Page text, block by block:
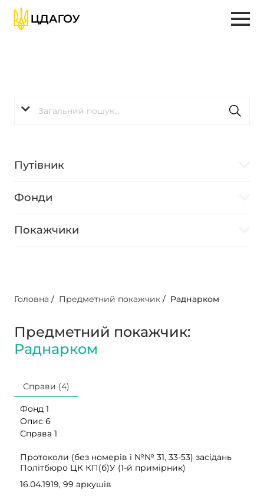
Путівник
Фонди
Покажчики
Головна / Предметний покажчик / Раднарком
Предметний покажчик:
Раднарком
Справи (4)
Фонд 1
Опис 6
Справа 1
Протоколи (без номерів і №№ 31, 33-53) засідань
Політбюро ЦК КП(б)У (1-й примірник)
16.04.1919, 99 аркушів